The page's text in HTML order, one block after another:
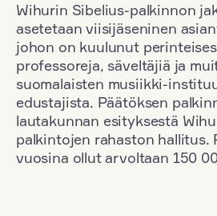
Wihurin Sibelius-palkinnon
asetetaan viisijäseninen
johon on kuulunut
professoreja, säveltäjiä ja
suomalaisten musiikki-
edustajista. Päätöksen
lautakunnan esityksestä
palkintojen rahaston hallitus.
vuosina ollut arvoltaan 150